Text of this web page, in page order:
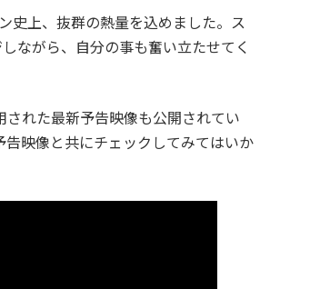
史上、抜群の熱量を込めました。ス
ながら、自分の事も奮い立たせてく
れた最新予告映像も公開されてい
告映像と共にチェックしてみてはいか